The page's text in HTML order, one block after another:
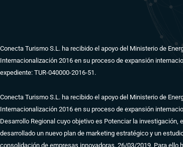
Conecta Turismo S.L. ha recibido el apoyo del Ministerio de
Internacionalización 2016 en su proceso de expansión
expediente: TUR-040000-2016-51.
Conecta Turismo S.L. ha recibido el apoyo del Ministerio de
Internacionalización 2016 en su proceso de expansión
Desarrollo Regional cuyo objetivo es Potenciar la
desarrollado un nuevo plan de marketing estratégico y un
consolidación de empresas innovadoras. 26/03/2019. Para ello